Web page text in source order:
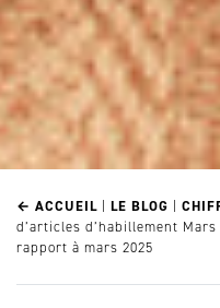
← ACCUEIL | LE BLOG |
d’articles d’habillement
rapport à mars 2025